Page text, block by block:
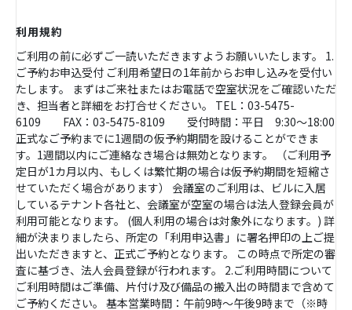
利用規約
ご利用の前に必ずご一読いただきますようお願いいたします。 1.
ご予約お申込受付 ご利用希望日の1年前からお申し込みを受付い
たします。 まずはご来社またはお電話で空室状況をご確認いただ
き、担当者と詳細をお打合せください。 TEL：03-5475-
6109 FAX：03-5475-8109 受付時間：平日 9:30～18:00
正式なご予約までに1週間の仮予約期間を設けることができま
す。1週間以内にご連絡なき場合は無効となります。 （ご利用予
定日が1カ月以内、もしくは繁忙期の場合は仮予約期間を短縮さ
せていただく場合があります） 会議室のご利用は、ビルに入居
しているテナント各社と、会議室が空室の場合は法人登録会員が
利用可能となります。 (個人利用の場合は対象外になります。) 詳
細が決まりましたら、所定の「利用申込書」に署名押印の上ご提
出いただきますと、正式ご予約となります。 この時点で所定の審
査に基づき、法人会員登録が行われます。 2.ご利用時間について
ご利用時間はご準備、片付け及び備品の搬入出の時間まで含めて
ご予約ください。 基本営業時間：午前9時～午後9時まで（※時